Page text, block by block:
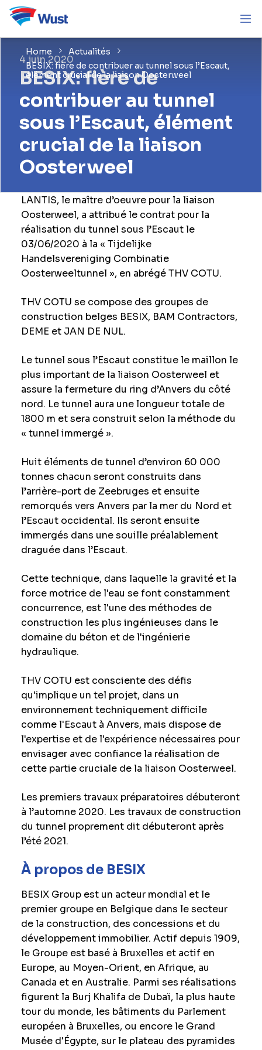
Home
Actualités
BESIX: fière de contribuer au tunnel sous l’Escaut,
élément crucial de la liaison Oosterweel
4 juin 2020
BESIX: fière de
contribuer au tunnel
sous l’Escaut, élément
crucial de la liaison
Oosterweel
LANTIS, le maître d’oeuvre pour la liaison
Oosterweel, a attribué le contrat pour la
réalisation du tunnel sous l’Escaut le
03/06/2020 à la « Tijdelijke
Handelsvereniging Combinatie
Oosterweeltunnel », en abrégé THV COTU.
THV COTU se compose des groupes de
construction belges BESIX, BAM Contractors,
DEME et JAN DE NUL.
Le tunnel sous l’Escaut constitue le maillon le
plus important de la liaison Oosterweel et
assure la fermeture du ring d’Anvers du côté
nord. Le tunnel aura une longueur totale de
1800 m et sera construit selon la méthode du
« tunnel immergé ».
Huit éléments de tunnel d’environ 60 000
tonnes chacun seront construits dans
l’arrière-port de Zeebruges et ensuite
remorqués vers Anvers par la mer du Nord et
l’Escaut occidental. Ils seront ensuite
immergés dans une souille préalablement
draguée dans l’Escaut.
Cette technique, dans laquelle la gravité et la
force motrice de l'eau se font constamment
concurrence, est l'une des méthodes de
construction les plus ingénieuses dans le
domaine du béton et de l'ingénierie
hydraulique.
THV COTU est consciente des défis
qu'implique un tel projet, dans un
environnement techniquement difficile
comme l'Escaut à Anvers, mais dispose de
l'expertise et de l'expérience nécessaires pour
envisager avec confiance la réalisation de
cette partie cruciale de la liaison Oosterweel.
Les premiers travaux préparatoires débuteront
à l’automne 2020. Les travaux de construction
du tunnel proprement dit débuteront après
l’été 2021.
À propos de BESIX
BESIX Group est un acteur mondial et le
premier groupe en Belgique dans le secteur
de la construction, des concessions et du
développement immobilier. Actif depuis 1909,
le Groupe est basé à Bruxelles et actif en
Europe, au Moyen-Orient, en Afrique, au
Canada et en Australie. Parmi ses réalisations
figurent la Burj Khalifa de Dubaï, la plus haute
tour du monde, les bâtiments du Parlement
européen à Bruxelles, ou encore le Grand
Musée d'Égypte, sur le plateau des pyramides